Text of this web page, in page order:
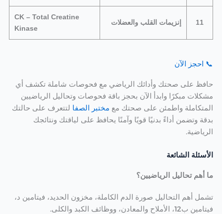
11 إنزيمات القلب والعضلات
CK – Total Creatine
Kinase
📞 احجز الآن
حافظ على صحتك وأدائك الرياضي مع فحوصات شاملة تكشف أي
مشكلات مبكرًا وابدأ الآن بحجز باقة فحوصات وتحاليل الرياضيين
المتكاملة واطمئن على صحتك مع مختبر الصفا لتتعرف على حالتك
بدقة وتضمن أداءً بدنيًا قويًا وآمنًا يحافظ على لياقتك ونتائجك
الرياضية.
الأسئلة الشائعة
ما أهم تحاليل الرياضيين؟
تشمل أهم التحاليل صورة الدم الكاملة، مخزون الحديد، فيتامين د،
فيتامين ب12، الأملاح والمعادن، ووظائف الكبد والكلى.